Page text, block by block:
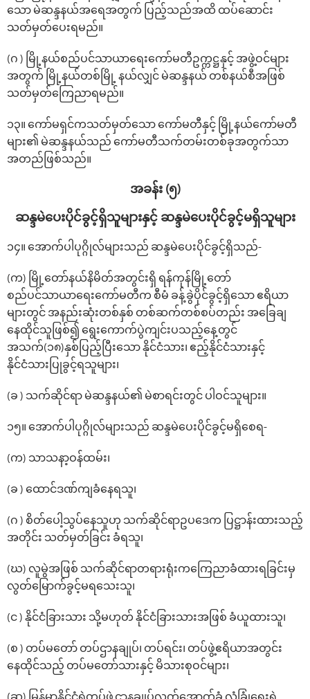
သော မဲဆန္ဒနယ်အရေအတွက် ပြည့်သည်အထိ ထပ်ဆောင်း
သတ်မှတ်ပေးရမည်။
(ဂ ) မြို့နယ်စည်ပင်သာယာရေးကော်မတီဥက္ကဋ္ဌနှင့် အဖွဲ့ဝင်များ
အတွက် မြို့နယ်တစ်မြို့ နယ်လျှင် မဲဆန္ဒနယ် တစ်နယ်စီအဖြစ်
သတ်မှတ်ကြေညာရမည်။
၁၃။ ကော်မရှင်ကသတ်မှတ်သော ကော်မတီနှင့် မြို့နယ်ကော်မတီ
များ၏ မဲဆန္ဒနယ်သည် ကော်မတီသက်တမ်းတစ်ခုအတွက်သာ
အတည်ဖြစ်သည်။
အခန်း (၅)
ဆန္ဒမဲ‌ပေးပိုင်ခွင့်ရှိသူများနှင့် ဆန္ဒမဲ‌ပေးပိုင်ခွင့်မရှိသူများ
၁၄။ ‌အောက်ပါပုဂ္ဂိုလ်များသည် ဆန္ဒမဲ‌ပေးပိုင်ခွင့်ရှိသည်-
(က) မြို့တော်နယ်နိမိတ်အတွင်းရှိ ရန်ကုန်မြို့တော်
စည်ပင်သာယာရေးကော်မတီက စီမံ ခန့်ခွဲပိုင်ခွင့်ရှိသော ဧရိယာ
များတွင် အနည်းဆုံးတစ်နှစ် တစ်ဆက်တစ်စပ်တည်း အခြေချ
နေထိုင်သူဖြစ်၍ ရွေးကောက်ပွဲကျင်းပသည့်နေ့တွင်
အသက်(၁၈)နှစ်ပြည့်ပြီးသော နိုင်ငံသား၊ ဧည့်နိုင်ငံသားနှင့်
နိုင်ငံသားပြုခွင့်ရသူများ၊
(ခ ) သက်ဆိုင်ရာ မဲဆန္ဒနယ်၏ မဲစာရင်းတွင် ပါဝင်သူများ။
၁၅။ ‌အောက်ပါပုဂ္ဂိုလ်များသည် ဆန္ဒမဲ‌ပေးပိုင်ခွင့်မရှိ‌စေရ-
(က) သာသနာ့ဝန်ထမ်း၊
(ခ ) ‌ထောင်ဒဏ်ကျခံ‌နေရသူ၊
(ဂ ) စိတ်‌ပေါ့သွပ်‌နေသူဟု သက်ဆိုင်ရာဥပ‌ဒေက ပြဋ္ဌာန်းထားသည့်
အတိုင်း သတ်မှတ်ခြင်း ခံရသူ၊
(ဃ) လူမွဲအဖြစ် သက်ဆိုင်ရာတရားရုံးက‌ကြေညာခံထားရခြင်းမှ
လွတ်‌မြောက်ခွင့်မရ‌သေးသူ၊
(င ) နိုင်ငံခြားသား သို့မဟုတ် နိုင်ငံခြားသားအဖြစ် ခံယူထားသူ၊
(စ ) တပ်မတော် တပ်ဌာနချုပ်၊ တပ်ရင်း၊ တပ်ဖွဲ့ဧရိယာအတွင်း
နေထိုင်သည့် တပ်မတော်သားနှင့် မိသားစုဝင်များ၊